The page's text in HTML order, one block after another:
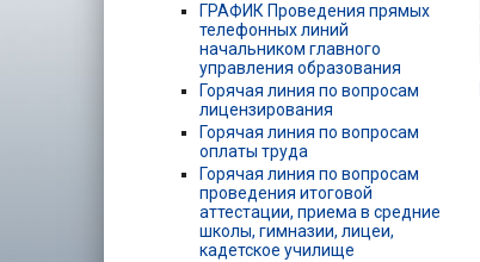
ГРАФИК Проведения прямых
телефонных линий
начальником главного
управления образования
Горячая линия по вопросам
лицензирования
Горячая линия по вопросам
оплаты труда
Горячая линия по вопросам
проведения итоговой
аттестации, приема в средние
школы, гимназии, лицеи,
кадетское училище